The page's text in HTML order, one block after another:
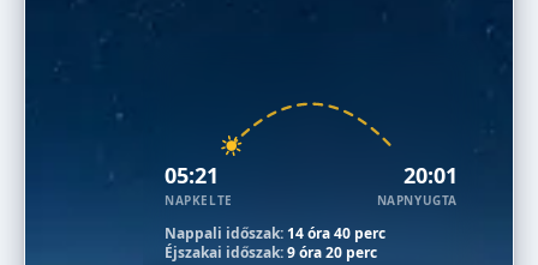
05:21
NAPKELTE
20:01
NAPNYUGTA
Nappali időszak: 14 óra 40 perc
Éjszakai időszak:9 óra 20 perc